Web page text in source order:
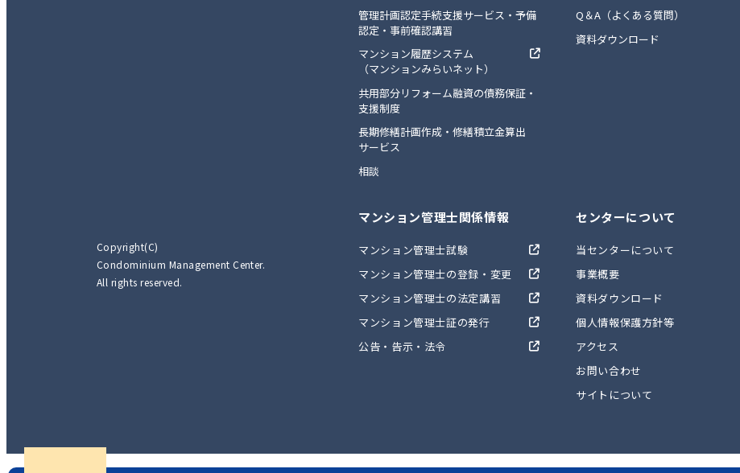
Copyright(C)
Condominium Management Center.
All rights reserved.
管理計画認定手続支援サービス・予備
認定・事前確認講習
マンション履歴システム
（マンションみらいネット）
共用部分リフォーム融資の債務保証・
支援制度
長期修繕計画作成・修繕積立金算出
サービス
相談
Q＆A（よくある質問）
資料ダウンロード
マンション管理士関係情報
マンション管理士試験
マンション管理士の登録・変更
マンション管理士の法定講習
マンション管理士証の発行
公告・告示・法令
センターについて
当センターについて
事業概要
資料ダウンロード
個人情報保護方針等
アクセス
お問い合わせ
サイトについて